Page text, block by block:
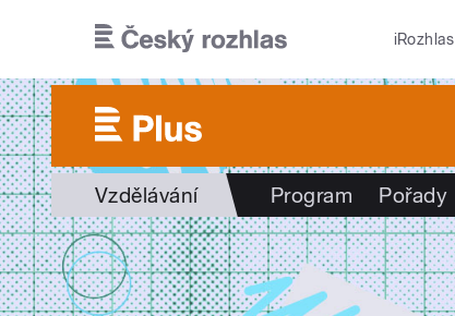
iRozhlas
Vzdělávání Program Pořady